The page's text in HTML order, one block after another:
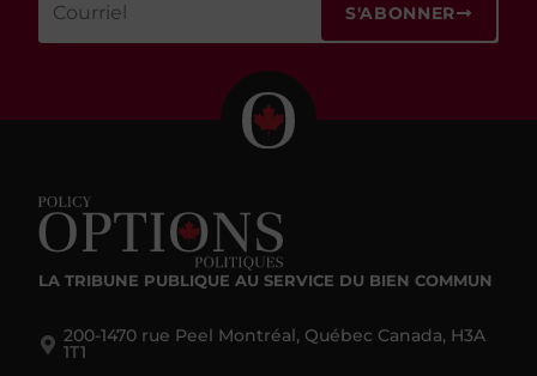
S'ABONNER
LA TRIBUNE PUBLIQUE AU SERVICE DU BIEN COMMUN
200-1470 rue Peel Montréal, Québec Canada, H3A
1T1